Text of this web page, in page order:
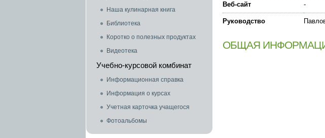
Наша кулинарная книга
Библиотека
Коротко о полезных продуктах
Видеотека
Учебно-курсовой комбинат
Информационная справка
Информация о курсах
Учетная карточка учащегося
Фотоальбомы
Веб-сайт -
Руководство
ОБЩАЯ